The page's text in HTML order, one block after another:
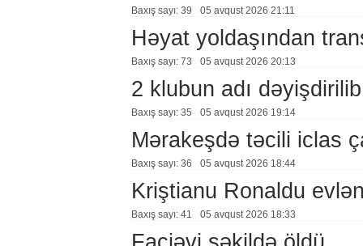
Baxış sayı: 39 05 avqust 2026 21:11
Həyat yoldaşından
Baxış sayı: 73 05 avqust 2026 20:13
2 klubun adı dəyişdirilib
Baxış sayı: 35 05 avqust 2026 19:14
Mərakeşdə təcili iclas
Baxış sayı: 36 05 avqust 2026 18:44
Kriştianu Ronaldu
Baxış sayı: 41 05 avqust 2026 18:33